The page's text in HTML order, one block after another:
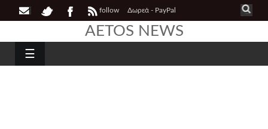
follow Δωρεά - PayPal
AETOS NEWS
☰